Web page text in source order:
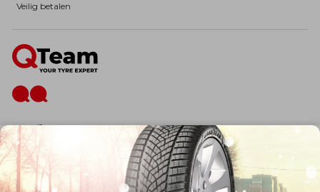
Veilig betalen
De firma
Wie zijn wij?
Blog
Onze dienstverlening